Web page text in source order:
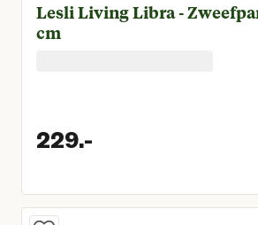
Lesli Living Libra -
cm
229.-
Huidige prijs €